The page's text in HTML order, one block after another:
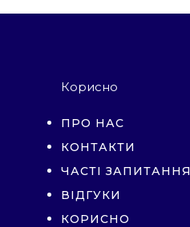
Корисно
ПРО НАС
КОНТАКТИ
ЧАСТІ ЗАПИТАННЯ
ВІДГУКИ
КОРИСНО